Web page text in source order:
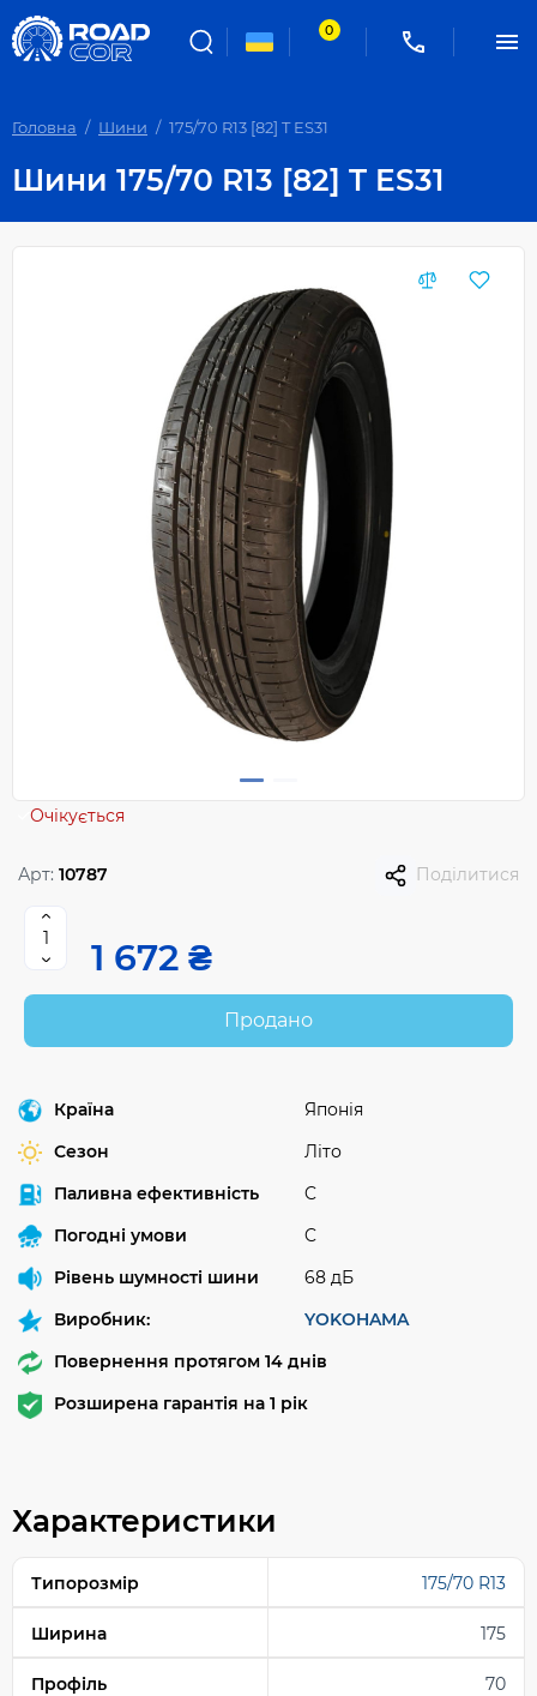
0
Головна Шини 175/70 R13 [82] T ES31
Шини 175/70 R13 [82] T ES31
Очікується
Арт: 10787 Поділитися
1 672 ₴
Продано
Країна
Японія
Сезон
Літо
Паливна ефективність
C
Погодні умови
C
Рівень шумності шини
68 дБ
Виробник:
YOKOHAMA
Повернення протягом 14 днів
Розширена гарантія на 1 рік
Характеристики
Типорозмір 175/70 R13
Ширина 175
Профіль 70